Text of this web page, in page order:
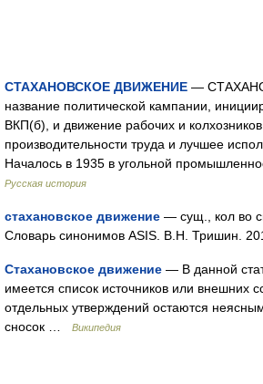
СТАХАНОВСКОЕ ДВИЖЕНИЕ —
название политической кампании,
ВКП(б), и движение рабочих и
производительности труда и лучшее
Началось в 1935 в угольной
Русская история
стахановское движение — сущ., кол во
Словарь синонимов ASIS. В.Н. Тришин.
Стахановское движение — В данной
имеется список источников или внешних
отдельных утверждений остаются
сносок …
Википедия